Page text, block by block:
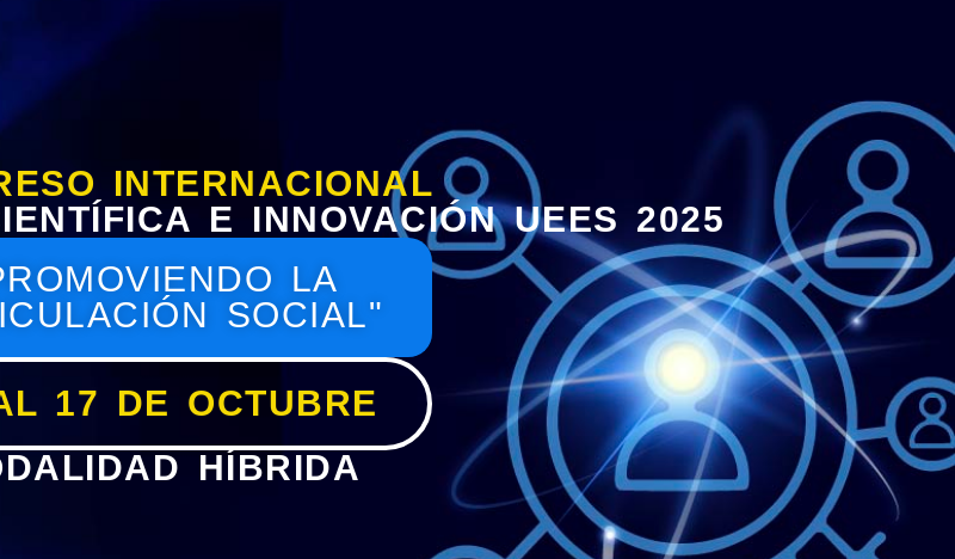
INTERNACIONAL
E INNOVACIÓN UEES 2025
LA
SOCIAL"
17 DE OCTUBRE
HÍBRIDA